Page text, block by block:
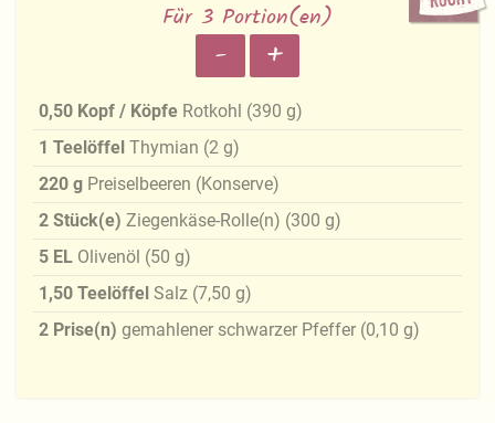
Für 3 Portion(en)
- +
0,50 Kopf / Köpfe Rotkohl (390 g)
1 Teelöffel Thymian (2 g)
220 g Preiselbeeren (Konserve)
2 Stück(e) Ziegenkäse-Rolle(n) (300 g)
5 EL Olivenöl (50 g)
1,50 Teelöffel Salz (7,50 g)
2 Prise(n) gemahlener schwarzer Pfeffer (0,10 g)